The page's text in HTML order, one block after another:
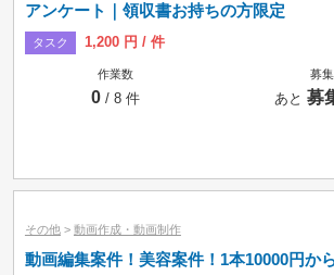
アンケート｜領収書お持ちの方限定
タスク 1,200 円 / 件
作業数
0 / 8 件
募
あと 募
その他 > 動画作成・動画制作
動画編集案件！美容案件！1本10000円か